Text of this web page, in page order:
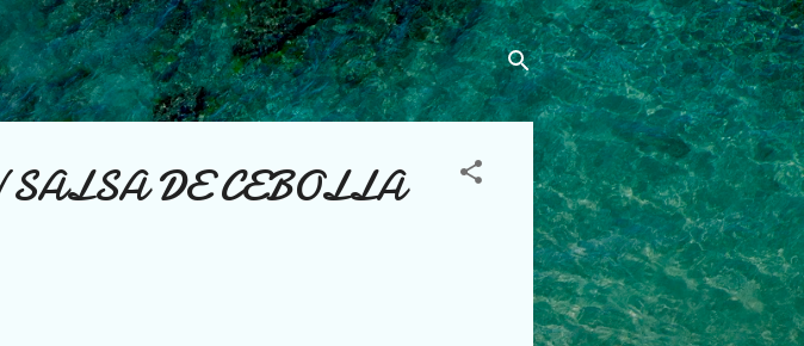
principal
SALSA DE CEBOLLA